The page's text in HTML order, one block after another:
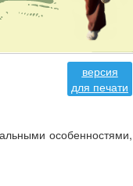
версия
для печати
особенностями,